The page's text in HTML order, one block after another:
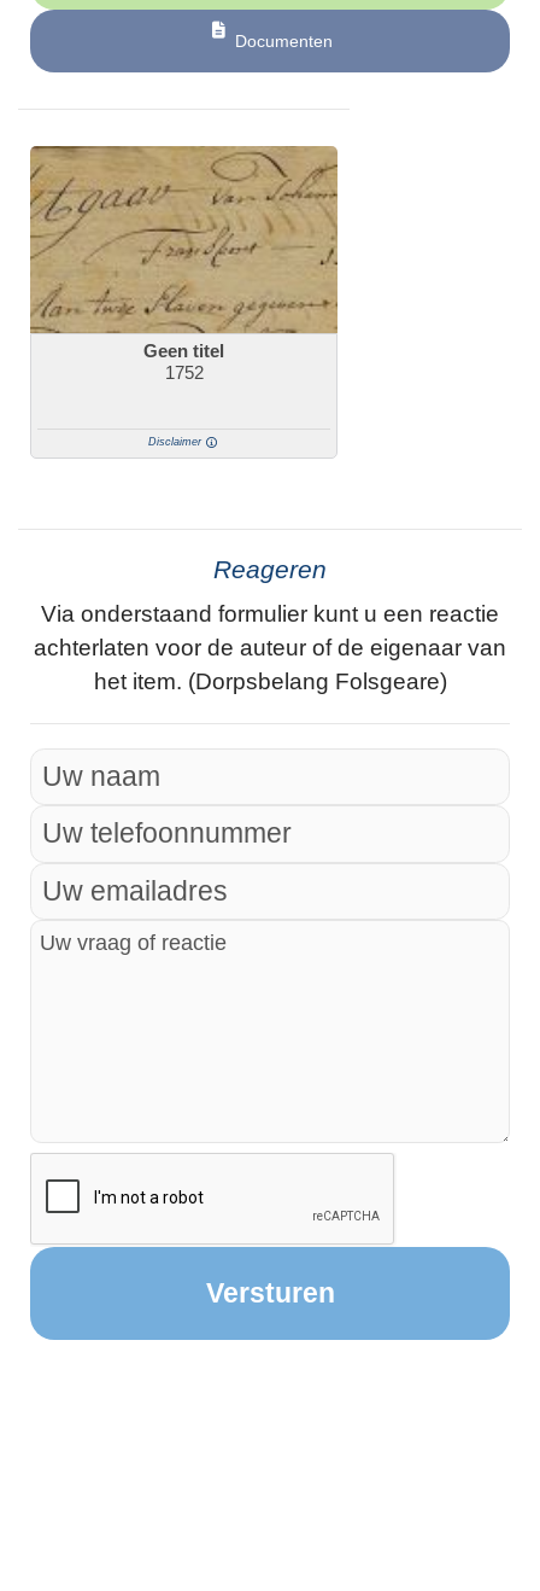
Documenten
Geen titel
1752
Disclaimer
Reageren
Via onderstaand formulier kunt u een reactie
achterlaten voor de auteur of de eigenaar van
het item. (Dorpsbelang Folsgeare)